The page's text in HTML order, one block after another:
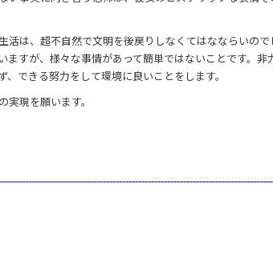
は、超不自然で文明を後戻りしなくてはなならいので
すが、様々な事情があって簡単ではないことです。非
できる努力をして環境に良いことをします。
現を願います。